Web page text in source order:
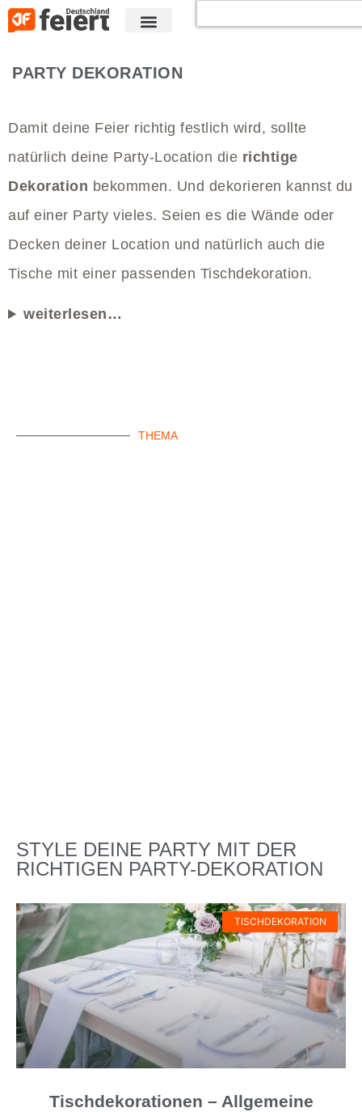
PARTY DEKORATION
Damit deine Feier richtig festlich wird, sollte
natürlich deine Party-Location die richtige
Dekoration bekommen. Und dekorieren kannst du
auf einer Party vieles. Seien es die Wände oder
Decken deiner Location und natürlich auch die
Tische mit einer passenden Tischdekoration.
weiterlesen…
THEMA
STYLE DEINE PARTY MIT DER
RICHTIGEN PARTY-DEKORATION
TISCHDEKORATION
Tischdekorationen – Allgemeine